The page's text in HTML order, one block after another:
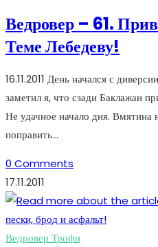
Ведровер – 61.
Теме Лебедеву!
16.11.2011 День начался с
заметил я, что сзади Баклажан
Не удачное начало дня. Вмятина
поправить…
0 Comments
17.11.2011
Ведровер Трофи